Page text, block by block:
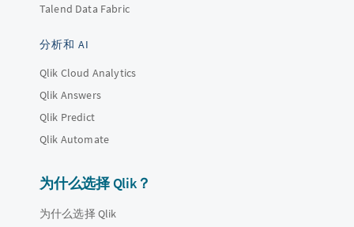
Talend Data Fabric
分析和 AI
Qlik Cloud Analytics
Qlik Answers
Qlik Predict
Qlik Automate
为什么选择 Qlik？
为什么选择 Qlik